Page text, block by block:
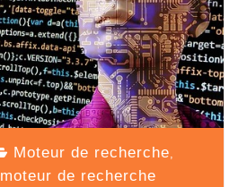
Moteur de recherche
moteur de recherche